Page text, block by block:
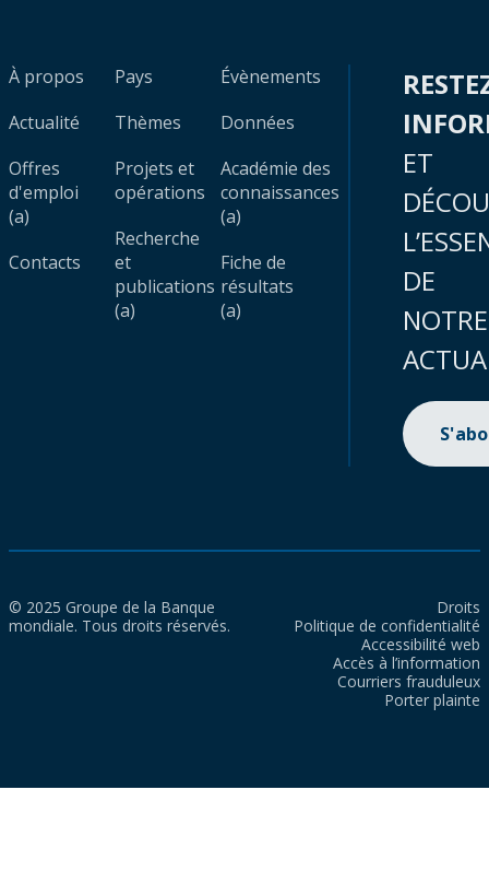
À propos
Actualité
Offres
d'emploi
(a)
Contacts
Pays
Thèmes
Projets et
opérations
Recherche
et
publications
(a)
Évènements
Données
Académie des
connaissances
(a)
Fiche de
résultats
(a)
ET
DE
NOTRE
© 2025 Groupe de la Banque
mondiale. Tous droits réservés.
Droits
Politique de confidentialité
Accessibilité web
Accès à l’information
Courriers frauduleux
Porter plainte